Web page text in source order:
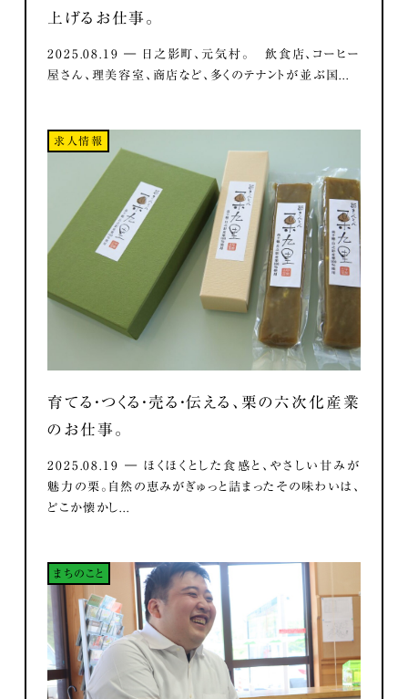
上げるお仕事。
2025.08.19 ― 日之影町、元気村。 飲食店、コーヒー
屋さん、理美容室、商店など、多くのテナントが並ぶ国...
求人情報
育てる・つくる・売る・伝える、栗の六次化産業
のお仕事。
2025.08.19 ― ほくほくとした食感と、やさしい甘みが
魅力の栗。自然の恵みがぎゅっと詰まったその味わいは、
どこか懐かし...
まちのこと